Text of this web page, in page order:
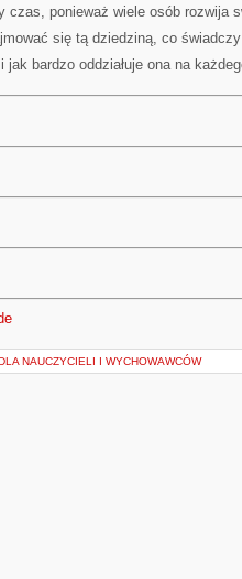
czas, ponieważ wiele osób rozwija
się tą dziedziną, co
bardzo oddziałuje ona na
NAUCZYCIELI I WYCHOWAWCÓW